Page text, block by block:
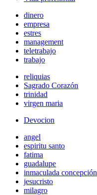
dinero
empresa
estres
management
teletrabajo
trabajo
reliquias
Sagrado Corazón
trinidad
virgen maria
Devocion
angel
espiritu santo
fatima
guadalupe
inmaculada concepción
jesucristo
milagro